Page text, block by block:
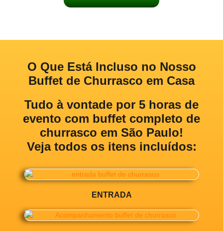
O Que Está Incluso no Nosso
Buffet de Churrasco em Casa
Tudo à vontade por 5 horas de
evento com buffet completo de
churrasco em São Paulo!
Veja todos os itens incluídos:
ENTRADA